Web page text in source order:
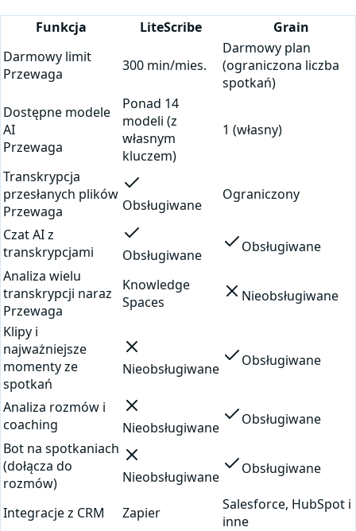
Funkcja LiteScribe
Grain
Darmowy limit
Przewaga
300 min/mies.
Darmowy plan
(ograniczona liczba
spotkań)
Dostępne modele
AI
Przewaga
Ponad 14
modeli (z
własnym
kluczem)
1 (własny)
Transkrypcja
przesłanych plików
Przewaga
Obsługiwane
Ograniczony
Czat AI z
transkrypcjami
Obsługiwane
Obsługiwane
Analiza wielu
transkrypcji naraz
Przewaga
Knowledge
Spaces
Nieobsługiwane
Klipy i
najważniejsze
momenty ze
spotkań
Nieobsługiwane Obsługiwane
Analiza rozmów i
coaching
Nieobsługiwane
Obsługiwane
Bot na spotkaniach
(dołącza do
rozmów)
Nieobsługiwane Obsługiwane
Integracje z CRM Zapier
Salesforce, HubSpot i
inne